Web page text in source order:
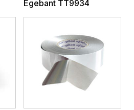
Egebant TT9934